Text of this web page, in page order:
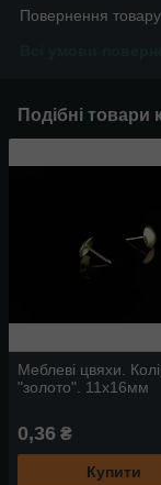
Повернення
Подібні товари
Меблеві цвяхи.
"золото". 11х16мм
0,36 ₴
Купити